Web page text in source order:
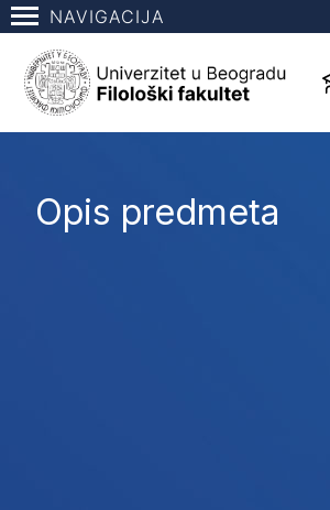
NAVIGACIJA
Opis predmeta